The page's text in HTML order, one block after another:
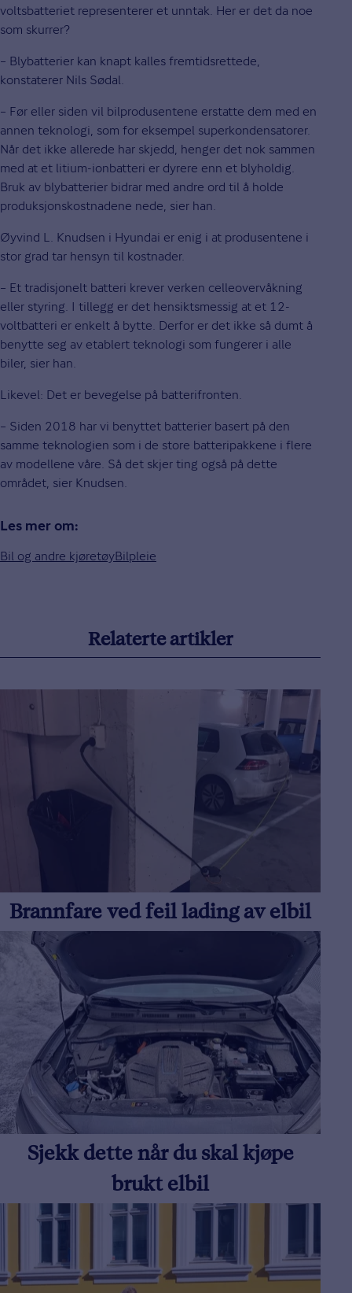
voltsbatteriet representerer et unntak. Her er det da noe
som skurrer?
– Blybatterier kan knapt kalles fremtidsrettede,
konstaterer Nils Sødal.
– Før eller siden vil bilprodusentene erstatte dem med en
annen teknologi, som for eksempel superkondensatorer.
Når det ikke allerede har skjedd, henger det nok sammen
med at et litium-ionbatteri er dyrere enn et blyholdig.
Bruk av blybatterier bidrar med andre ord til å holde
produksjonskostnadene nede, sier han.
Øyvind L. Knudsen i Hyundai er enig i at produsentene i
stor grad tar hensyn til kostnader.
– Et tradisjonelt batteri krever verken celleovervåkning
eller styring. I tillegg er det hensiktsmessig at et 12-
voltbatteri er enkelt å bytte. Derfor er det ikke så dumt å
benytte seg av etablert teknologi som fungerer i alle
biler, sier han.
Likevel: Det er bevegelse på batterifronten.
– Siden 2018 har vi benyttet batterier basert på den
samme teknologien som i de store batteripakkene i flere
av modellene våre. Så det skjer ting også på dette
området, sier Knudsen.
Les mer om:
Bil og andre kjøretøyBilpleie
Relaterte artikler
Brannfare ved feil lading av elbil
Sjekk dette når du skal kjøpe
brukt elbil